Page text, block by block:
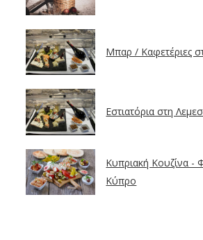
Μπαρ / Καφετέριες
Εστιατόρια στη
Κυπριακή Κουζίνα -
Κύπρο